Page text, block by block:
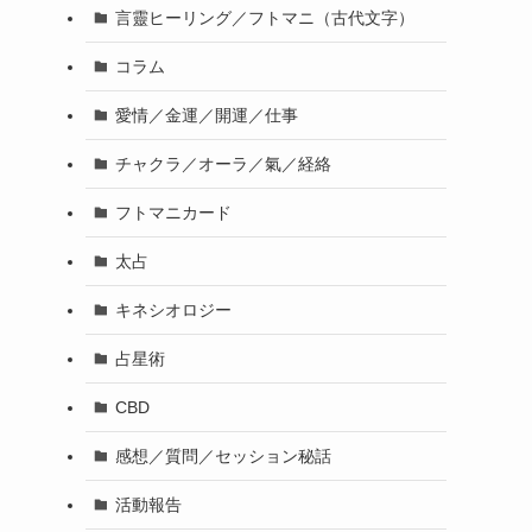
言靈ヒーリング／フトマニ（古代文字）
コラム
愛情／金運／開運／仕事
チャクラ／オーラ／氣／経絡
フトマニカード
太占
キネシオロジー
占星術
CBD
感想／質問／セッション秘話
活動報告